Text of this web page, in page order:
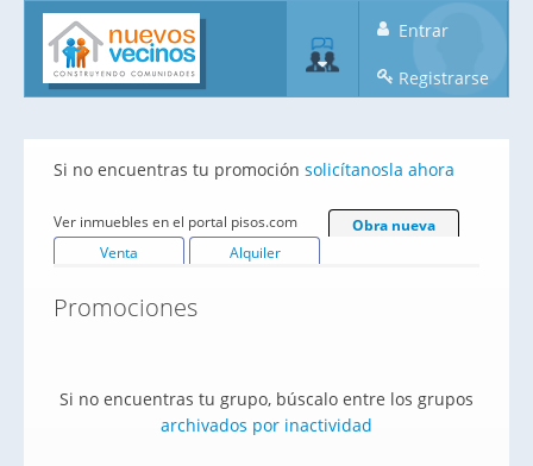
Entrar
Registrarse
Si no encuentras tu promoción solicítanosla ahora
Ver inmuebles en el portal pisos.com
Obra nueva
Venta
Alquiler
Promociones
Si no encuentras tu grupo, búscalo entre los grupos
archivados por inactividad